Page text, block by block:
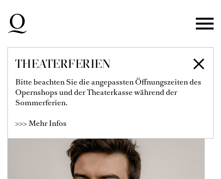
Zur Hauptnavigation springen
Zum Hauptinhalt springen
Zum Footer springen
THEATERFERIEN
Bitte beachten Sie die angepassten Öffnungszeiten des
Opernshops und der Theaterkasse während der
Sommerferien.
>>> Mehr Infos
HARRY OGG